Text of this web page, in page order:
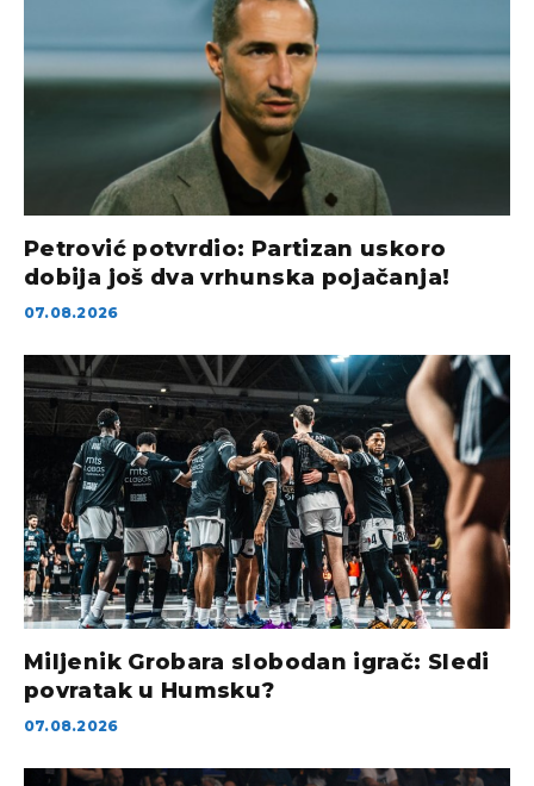
Petrović potvrdio: Partizan uskoro
dobija još dva vrhunska pojačanja!
07.08.2026
Miljenik Grobara slobodan igrač: Sledi
povratak u Humsku?
07.08.2026